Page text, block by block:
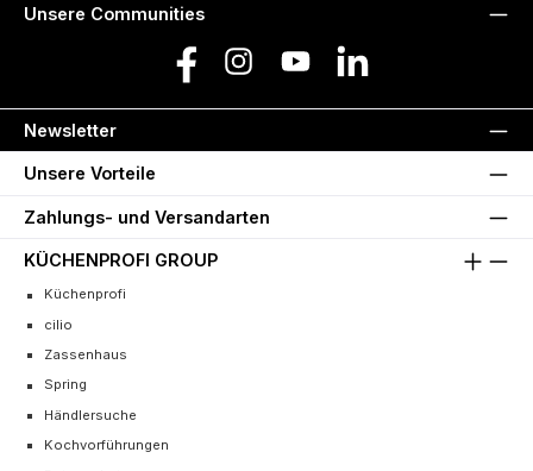
Unsere Communities
Facebook Instagram YouTube LinkedIn
Newsletter
Unsere Vorteile
Zahlungs- und Versandarten
KÜCHENPROFI GROUP
Küchenprofi
cilio
Zassenhaus
Spring
Händlersuche
Kochvorführungen